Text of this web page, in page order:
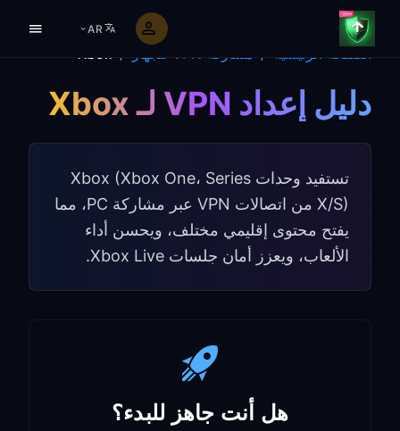
AR
الصفحة الرئيسية / مشاركة VPN للجهاز /
Xbox
دليل إعداد VPN لـ Xbox
تستفيد وحدات Xbox (Xbox One، Series
X/S) من اتصالات VPN عبر مشاركة PC، مما
يفتح محتوى إقليمي مختلف، ويحسن أداء
الألعاب، ويعزز أمان جلسات Xbox Live.
هل أنت جاهز للبدء؟